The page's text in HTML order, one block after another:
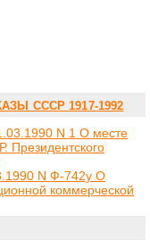
СССР 1917-1992
N 1 О месте
Президентского
N Ф-742у О
коммерческой